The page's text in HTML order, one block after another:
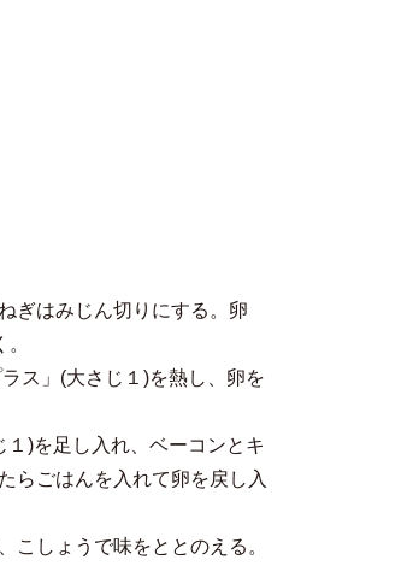
ぎはみじん切りにする。卵
ス」(大さじ１)を熱し、卵を
１)を足し入れ、ベーコンとキ
らごはんを入れて卵を戻し入
こしょうで味をととのえる。